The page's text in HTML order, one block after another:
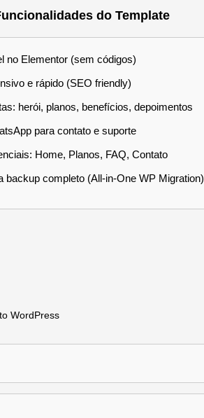
do Template
no Elementor (sem códigos)
e rápido (SEO friendly)
herói, planos, benefícios, depoimentos
para contato e suporte
Home, Planos, FAQ, Contato
backup completo (All-in-One WP Migration)
WordPress